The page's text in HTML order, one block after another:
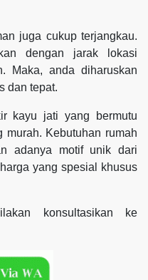
juga cukup terjangkau.
dengan jarak lokasi
Maka, anda diharuskan
dan tepat.
kayu jati yang bermutu
Kebutuhan rumah
adanya motif unik dari
yang spesial khusus
konsultasikan ke